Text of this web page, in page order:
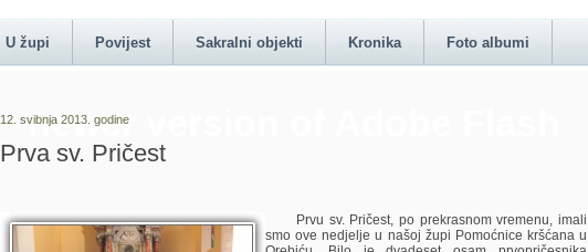
newer version of Adobe Flash
U župi Povijest Sakralni objekti Kronika Foto albumi
12. svibnja 2013. godine
Prva sv. Pričest
Prvu sv. Pričest, po prekrasnom vremenu, imali
smo ove nedjelje u našoj župi Pomoćnice kršćana u